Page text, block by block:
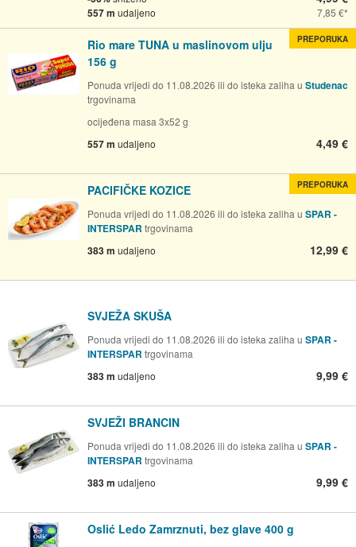
557 m udaljeno 7,85 €
Rio mare TUNA u maslinovom ulju
156 g
Ponuda vrijedi do 11.08.2026 ili do isteka zaliha u Studenac
trgovinama
ocijeđena masa 3x52 g
557 m udaljeno 4,49 €
PREPORUKA
PACIFIČKE KOZICE
Ponuda vrijedi do 11.08.2026 ili do isteka zaliha u SPAR -
INTERSPAR trgovinama
383 m udaljeno 12,99 €
PREPORUKA
SVJEŽA SKUŠA
Ponuda vrijedi do 11.08.2026 ili do isteka zaliha u SPAR -
INTERSPAR trgovinama
383 m udaljeno 9,99 €
SVJEŽI BRANCIN
Ponuda vrijedi do 11.08.2026 ili do isteka zaliha u SPAR -
INTERSPAR trgovinama
383 m udaljeno 9,99 €
Oslić Ledo Zamrznuti, bez glave 400 g